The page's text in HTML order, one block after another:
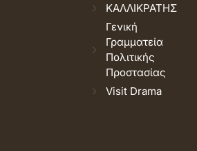
ΚΑΛΛΙΚΡΑΤΗΣ
Γενική
Γραμματεία
Πολιτικής
Προστασίας
Visit Drama